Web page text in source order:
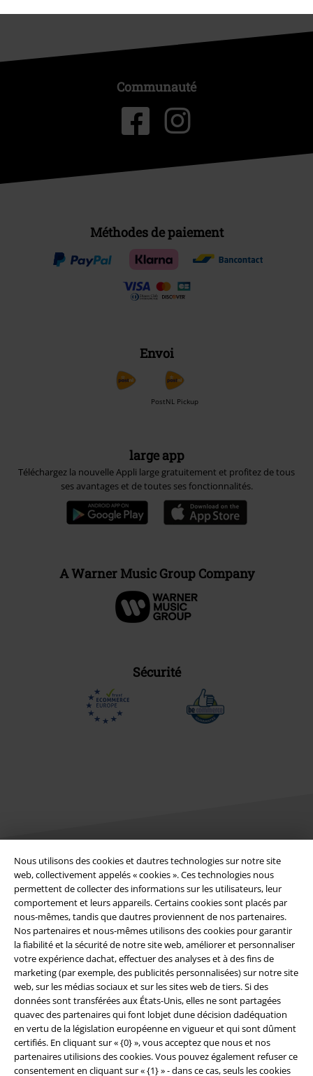
Nous utilisons des cookies et dautres technologies sur notre site
web, collectivement appelés « cookies ». Ces technologies nous
permettent de collecter des informations sur les utilisateurs, leur
comportement et leurs appareils. Certains cookies sont placés par
nous-mêmes, tandis que dautres proviennent de nos partenaires.
Nos partenaires et nous-mêmes utilisons des cookies pour garantir
la fiabilité et la sécurité de notre site web, améliorer et personnaliser
votre expérience dachat, effectuer des analyses et à des fins de
marketing (par exemple, des publicités personnalisées) sur notre site
web, sur les médias sociaux et sur les sites web de tiers. Si des
données sont transférées aux États-Unis, elles ne sont partagées
quavec des partenaires qui font lobjet dune décision dadéquation
en vertu de la législation européenne en vigueur et qui sont dûment
certifiés. En cliquant sur « {0} », vous acceptez que nous et nos
partenaires utilisions des cookies. Vous pouvez également refuser ce
consentement en cliquant sur « {1} » - dans ce cas, seuls les cookies
Communauté
Méthodes de paiement
Envoi
PostNL Pickup
large app
Téléchargez la nouvelle Appli large gratuitement et profitez de tous
ses avantages et de toutes ses fonctionnalités.
A Warner Music Group Company
Sécurité
Légal
Conditions générales
Éditeur
Clauses de confidentialité
Élimination des déchets et protection de l'environnement
Déclaration de Conformité
Informations sur l'accessibilité